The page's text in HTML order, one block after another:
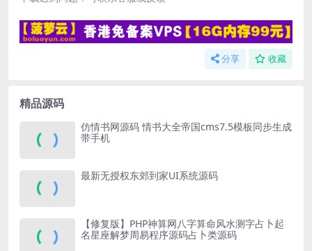
分享 收藏
精品源码
仿情书网源码 情书大全帝国cms7.5模板同步生成
带手机
最新无授权东郊到家UI系统源码
【修复版】PHP神算网八字算命风水测字占卜起
名星座解梦周易程序源码占卜类源码